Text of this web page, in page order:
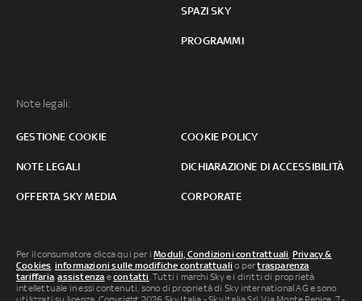
SPAZI SKY
PROGRAMMI
Note legali:
GESTIONE COOKIE COOKIE POLICY
NOTE LEGALI DICHIARAZIONE DI ACCESSIBILITÀ
OFFERTA SKY MEDIA CORPORATE
Per il consumatore clicca qui per iModuli, Condizioni contrattuali, Privacy &
Cookies, informazioni sulle modifiche contrattuali o pertrasparenza
tariffaria,assistenza econtatti. Tutti i marchi Sky e i diritti di proprietà
intellettuale in essi contenuti, sono di proprietà di Sky international AG e sono